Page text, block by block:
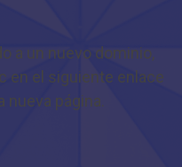
a un nuevo dominio,
en el siguiente enlace
nueva página.